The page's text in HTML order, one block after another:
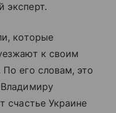
эксперт.
которые
к своим
его словам, это
счастье Украине